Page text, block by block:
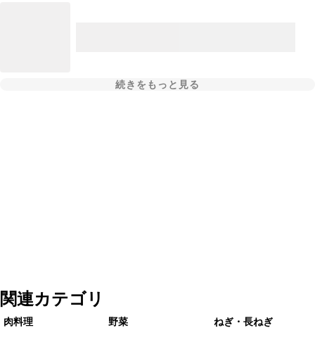
続きをもっと見る
関連カテゴリ
肉料理 野菜 ねぎ・長ねぎ